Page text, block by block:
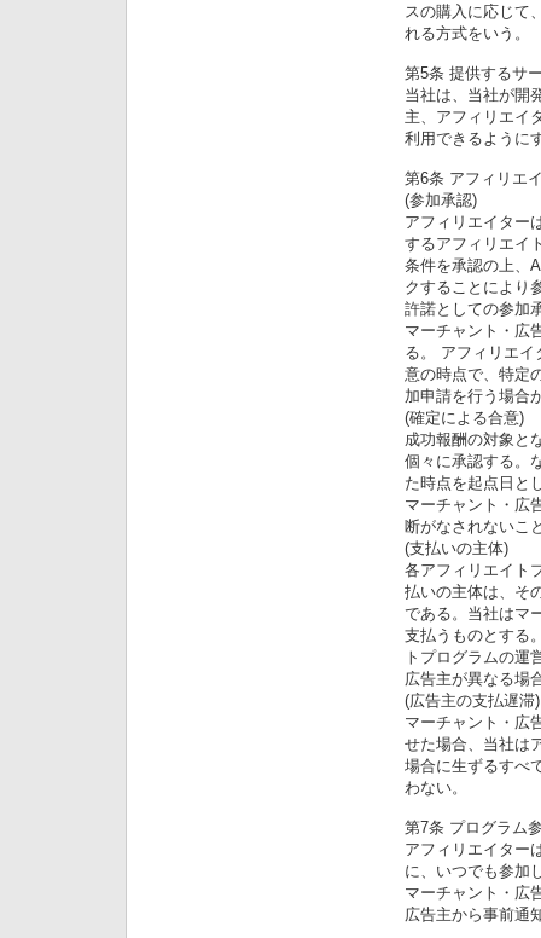
スの購入に応じて
れる方式をいう。
第5条 提供するサ
当社は、当社が開
主、アフィリエイ
利用できるように
第6条 アフィリエ
(参加承認)
アフィリエイター
するアフィリエイ
条件を承認の上、
クすることにより
許諾としての参加
マーチャント・広
る。 アフィリエ
意の時点で、特定
加申請を行う場合
(確定による合意)
成功報酬の対象と
個々に承認する。
た時点を起点日と
マーチャント・広
断がなされないこ
(支払いの主体)
各アフィリエイト
払いの主体は、そ
である。当社はマ
支払うものとする
トプログラムの運
広告主が異なる場
(広告主の支払遅滞)
マーチャント・広
せた場合、当社は
場合に生ずるすべ
わない。
第7条 プログラム
アフィリエイター
に、いつでも参加
マーチャント・広
広告主から事前通